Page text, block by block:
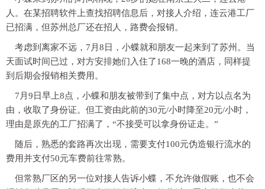
人。在某招聘软件上查找招聘信息后，对接人介绍，连云港工厂
已招满，但苏州总厂还在招人，路费会报销。
考虑到离家不远，7月8日，小蝶就和朋友一起来到了苏州。当
天面试时间已过，对方安排她们入住了168一晚的酒店，同样提
到后期会报销相关费用。
7月9日早上8点，小蝶和朋友被带到了集中点，对方以点名为
由，收取了身份证。但工资由此前的30元/小时降至20元/小时，
理由是原先的工厂招满了，“不接受可以拿身份证走。”
随后，熟悉的套路再次出现，需要支付100元伪造银行流水的
费用并支付50元车费前往常熟。
但常熟厂区的另一位对接人告诉小蝶，不允许做假账，也不会